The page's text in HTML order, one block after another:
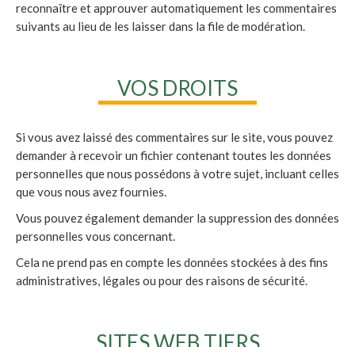
reconnaître et approuver automatiquement les commentaires
suivants au lieu de les laisser dans la file de modération.
VOS DROITS
Si vous avez laissé des commentaires sur le site, vous pouvez
demander à recevoir un fichier contenant toutes les données
personnelles que nous possédons à votre sujet, incluant celles
que vous nous avez fournies.
Vous pouvez également demander la suppression des données
personnelles vous concernant.
Cela ne prend pas en compte les données stockées à des fins
administratives, légales ou pour des raisons de sécurité.